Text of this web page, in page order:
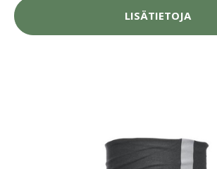
LISÄTIETOJA